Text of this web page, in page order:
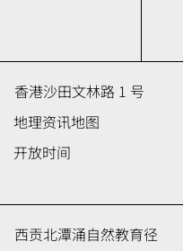
香港沙田文林路 1 号
地理资讯地图
开放时间
西贡北潭涌自然教育径